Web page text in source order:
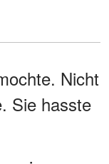
Nicht
Sie hasste